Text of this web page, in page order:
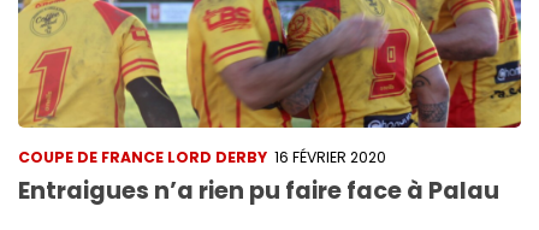
COUPE DE FRANCE LORD DERBY 16 FÉVRIER 2020
Entraigues n’a rien pu faire face à Palau